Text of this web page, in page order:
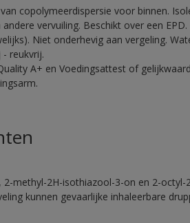
copolymeerdispersie voor binnen.
vervuiling. Beschikt over een EPD.
Niet onderhevig aan vergeling.
reukvrij.
A+ en Voedingsattest of
methyl-2H-isothiazool-3-on en 2-octyl-
kunnen gevaarlijke inhaleerbare